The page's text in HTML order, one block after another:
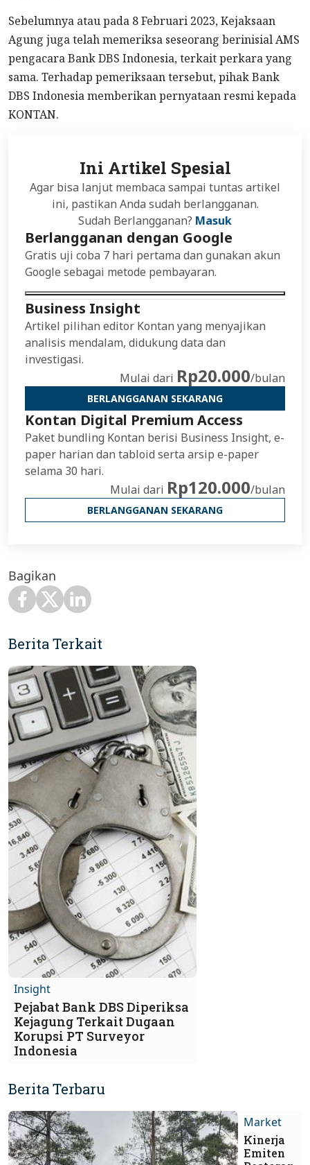
Sebelumnya atau pada 8 Februari 2023, Kejaksaan
Agung juga telah memeriksa seseorang berinisial AMS
pengacara Bank DBS Indonesia, terkait perkara yang
sama. Terhadap pemeriksaan tersebut, pihak Bank
DBS Indonesia memberikan pernyataan resmi kepada
KONTAN.
Ini Artikel Spesial
Agar bisa lanjut membaca sampai tuntas artikel
ini, pastikan Anda sudah berlangganan.
Sudah Berlangganan? Masuk
Berlangganan dengan Google
Gratis uji coba 7 hari pertama dan gunakan akun
Google sebagai metode pembayaran.
Business Insight
Artikel pilihan editor Kontan yang menyajikan
analisis mendalam, didukung data dan
investigasi.
Mulai dari Rp20.000/bulan
BERLANGGANAN SEKARANG
Kontan Digital Premium Access
Paket bundling Kontan berisi Business Insight, e-
paper harian dan tabloid serta arsip e-paper
selama 30 hari.
Mulai dari Rp120.000/bulan
BERLANGGANAN SEKARANG
Bagikan
Berita Terkait
Insight
Pejabat Bank DBS Diperiksa
Kejagung Terkait Dugaan
Korupsi PT Surveyor
Indonesia
Berita Terbaru
Market
Kinerja
Emiten